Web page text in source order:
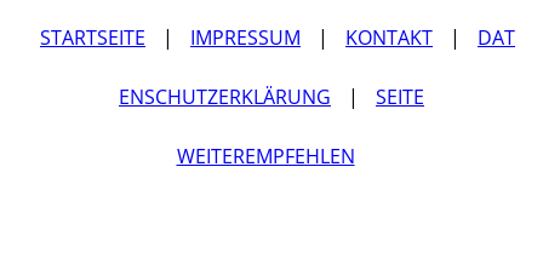
STARTSEITE | IMPRESSUM | KONTAKT | DAT
ENSCHUTZERKLÄRUNG | SEITE
WEITEREMPFEHLEN